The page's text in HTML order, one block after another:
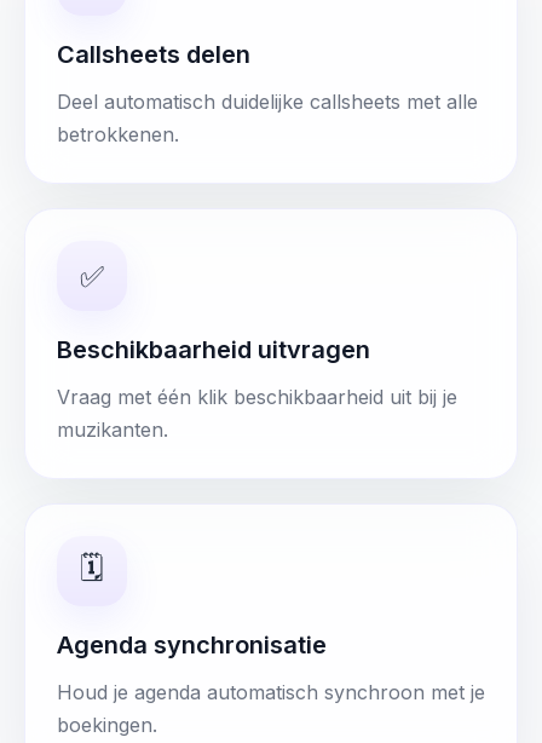
Callsheets delen
Deel automatisch duidelijke callsheets met alle
betrokkenen.
✅
Beschikbaarheid uitvragen
Vraag met één klik beschikbaarheid uit bij je
muzikanten.
🗓️
Agenda synchronisatie
Houd je agenda automatisch synchroon met je
boekingen.